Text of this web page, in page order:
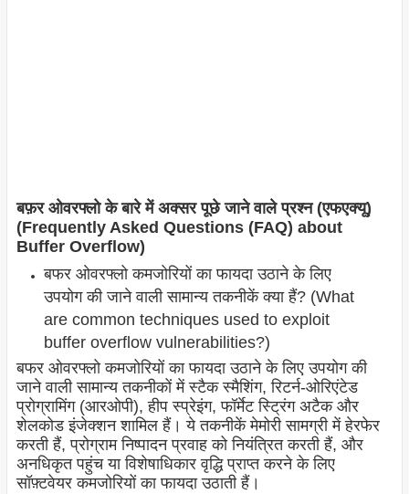
बफ़र ओवरफ्लो के बारे में अक्सर पूछे जाने वाले प्रश्न (एफएक्यू)
(Frequently Asked Questions (FAQ) about
Buffer Overflow)
बफर ओवरफ्लो कमजोरियों का फायदा उठाने के लिए
उपयोग की जाने वाली सामान्य तकनीकें क्या हैं? (What
are common techniques used to exploit
buffer overflow vulnerabilities?)
बफर ओवरफ्लो कमजोरियों का फायदा उठाने के लिए उपयोग की
जाने वाली सामान्य तकनीकों में स्टैक स्मैशिंग, रिटर्न-ओरिएंटेड
प्रोग्रामिंग (आरओपी), हीप स्प्रेइंग, फॉर्मेट स्ट्रिंग अटैक और
शेलकोड इंजेक्शन शामिल हैं। ये तकनीकें मेमोरी सामग्री में हेरफेर
करती हैं, प्रोग्राम निष्पादन प्रवाह को नियंत्रित करती हैं, और
अनधिकृत पहुंच या विशेषाधिकार वृद्धि प्राप्त करने के लिए
सॉफ़्टवेयर कमजोरियों का फायदा उठाती हैं।